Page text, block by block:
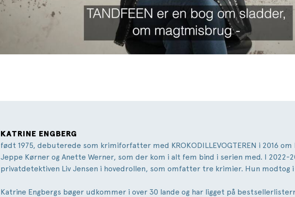
KATRINE ENGBERG
født 1975, debuterede som krimiforfatter med KROKODILLEVOGTEREN i 2016
Jeppe Kørner og Anette Werner, som der kom i alt fem bind i serien med. I 2022-
privatdetektiven Liv Jensen i hovedrollen, som omfatter tre krimier. Hun modtog i
Katrine Engbergs bøger udkommer i over 30 lande og har ligget på